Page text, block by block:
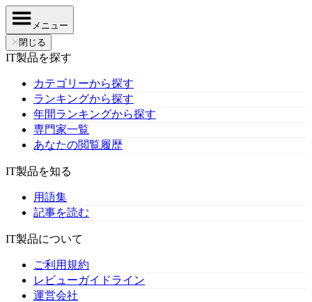
メニュー
✕ 閉じる
IT製品を探す
カテゴリーから探す
ランキングから探す
年間ランキングから探す
専門家一覧
あなたの閲覧履歴
IT製品を知る
用語集
記事を読む
IT製品について
ご利用規約
レビューガイドライン
運営会社